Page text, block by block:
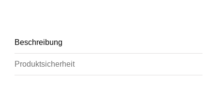
Beschreibung
Produktsicherheit